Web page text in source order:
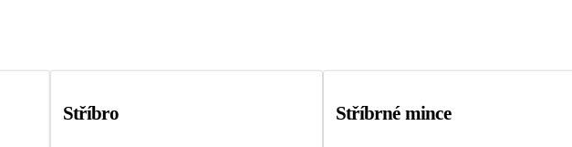
Stříbro Stříbrné mince